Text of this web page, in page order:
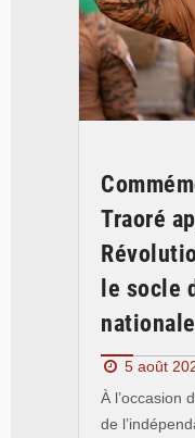
Traoré
le socle
nationale
5 août
À l’occasion
de